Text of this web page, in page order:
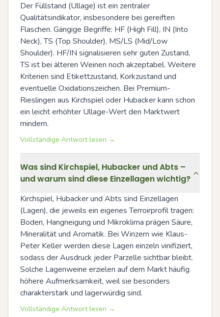
Der Füllstand (Ullage) ist ein zentraler
Qualitätsindikator, insbesondere bei gereiften
Flaschen. Gängige Begriffe: HF (High Fill), IN (Into
Neck), TS (Top Shoulder), MS/LS (Mid/Low
Shoulder). HF/IN signalisieren sehr guten Zustand,
TS ist bei älteren Weinen noch akzeptabel. Weitere
Kriterien sind Etikettzustand, Korkzustand und
eventuelle Oxidationszeichen. Bei Premium-
Rieslingen aus Kirchspiel oder Hubacker kann schon
ein leicht erhöhter Ullage-Wert den Marktwert
mindern.
Vollständige Antwort lesen →
Was sind Kirchspiel, Hubacker und Abts –
und warum sind diese Einzellagen wichtig?
Kirchspiel, Hubacker und Abts sind Einzellagen
(Lagen), die jeweils ein eigenes Terroirprofil tragen:
Boden, Hangneigung und Mikroklima prägen Säure,
Mineralität und Aromatik. Bei Winzern wie Klaus-
Peter Keller werden diese Lagen einzeln vinifiziert,
sodass der Ausdruck jeder Parzelle sichtbar bleibt.
Solche Lagenweine erzielen auf dem Markt häufig
höhere Aufmerksamkeit, weil sie besonders
charakterstark und lagerwürdig sind.
Vollständige Antwort lesen →